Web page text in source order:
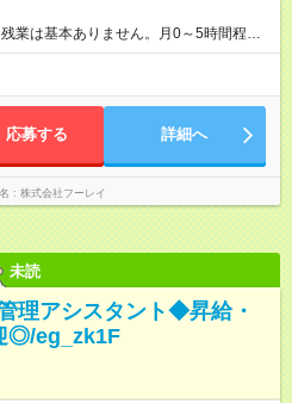
収654万円/月給：39万円+賞与（入社6
社員） 給与：月給 286,000
ート安心保証≫ 入社後2ヶ月間は成果を
円～30万円】（地域により変動）を保
キルアップに集中できます◎ 「報奨
未経験の走り始めが不安…」 ——そんな
える、当社独自の制度です。
はゆっくり過ごせて、通勤ラッシュと
スケジュール例〉 12:00 出社 13:00 ミ
応募する 詳細へ
株式会社フーレイ
未読
理アシスタント◆昇給・
◎/eg_zk1F